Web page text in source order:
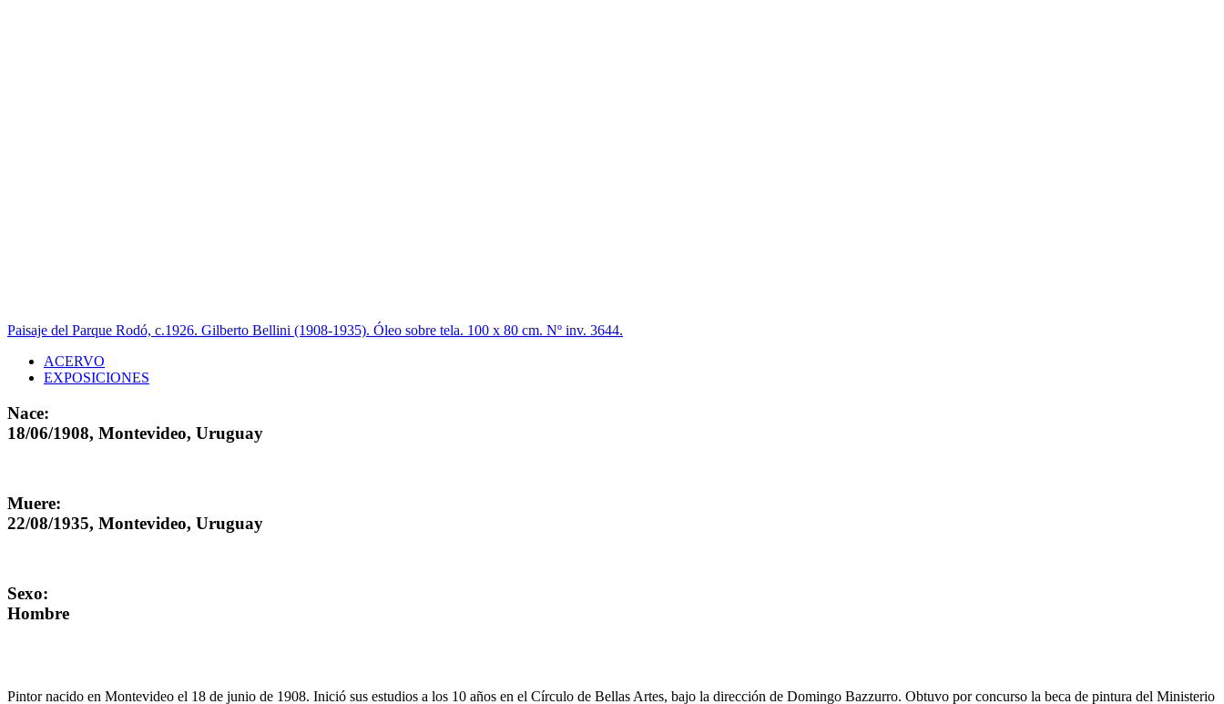
Paisaje del Parque Rodó, c.1926. Gilberto Bellini (1908-1935). Óleo sobre tela. 100 x 80 cm. Nº inv. 3644.
ACERVO
EXPOSICIONES
Nace:
18/06/1908, Montevideo, Uruguay
Muere:
22/08/1935, Montevideo, Uruguay
Sexo:
Hombre
Pintor nacido en Montevideo el 18 de junio de 1908. Inició sus estudios a los 10 años en el Círculo de Bellas Artes, bajo la dirección de Domingo Bazzurro. Obtuvo por concurso la beca de pintura del Ministerio